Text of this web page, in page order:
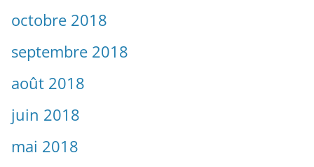
octobre 2018
septembre 2018
août 2018
juin 2018
mai 2018